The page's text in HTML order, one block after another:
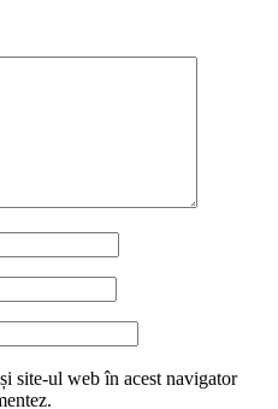
site-ul web în acest navigator